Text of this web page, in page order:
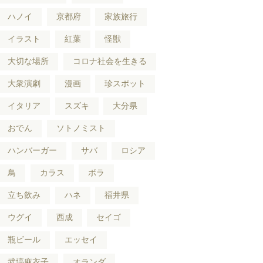
ハノイ 京都府 家族旅行
イラスト 紅葉 怪獣
大切な場所 コロナ社会を生きる
大衆演劇 漫画 珍スポット
イタリア スズキ 大分県
おでん ソトノミスト
ハンバーガー サバ ロシア
鳥 カラス ボラ
立ち飲み ハネ 福井県
ウグイ 西成 セイゴ
瓶ビール エッセイ